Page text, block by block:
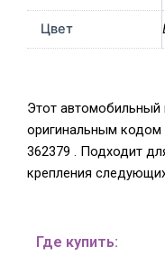
Цвет
Этот автомобильный
оригинальным кодом
362379 . Подходит
крепления
Где купить: